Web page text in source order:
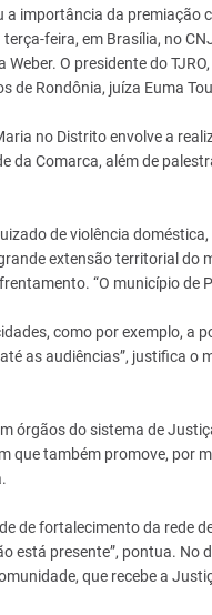
a importância da
feira, em Brasília, no
Weber. O presidente do
de Rondônia, juíza Euma
no Distrito envolve a
da Comarca, além de
de violência
extensão territorial do
“O município
como por exemplo, a
as audiências”, justifica o
órgãos do sistema de
que também promove, por
de fortalecimento da rede
está presente”, pontua. No
que recebe a